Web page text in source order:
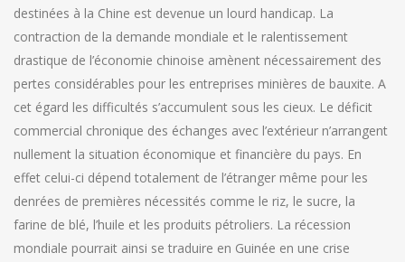
destinées à la Chine est devenue un lourd handicap. La
contraction de la demande mondiale et le ralentissement
drastique de l’économie chinoise amènent nécessairement des
pertes considérables pour les entreprises minières de bauxite. A
cet égard les difficultés s’accumulent sous les cieux. Le déficit
commercial chronique des échanges avec l’extérieur n’arrangent
nullement la situation économique et financière du pays. En
effet celui-ci dépend totalement de l’étranger même pour les
denrées de premières nécessités comme le riz, le sucre, la
farine de blé, l’huile et les produits pétroliers. La récession
mondiale pourrait ainsi se traduire en Guinée en une crise